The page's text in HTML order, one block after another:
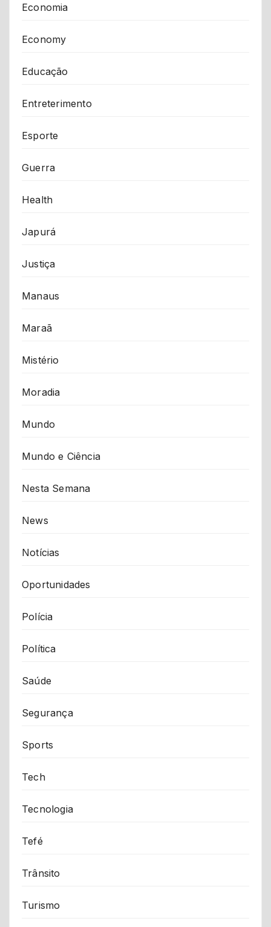
Economia
Economy
Educação
Entreterimento
Esporte
Guerra
Health
Japurá
Justiça
Manaus
Maraã
Mistério
Moradia
Mundo
Mundo e Ciência
Nesta Semana
News
Notícias
Oportunidades
Polícia
Política
Saúde
Segurança
Sports
Tech
Tecnologia
Tefé
Trânsito
Turismo